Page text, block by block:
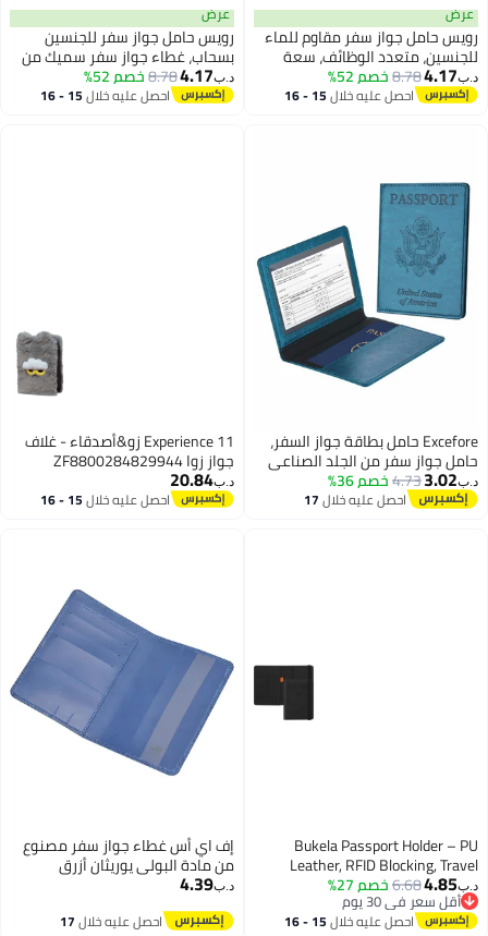
عرض
رويس حامل جواز سفر مقاوم للماء
للجنسين، متعدد الوظائف، سعة
كبيرة، قابل للطي، يحمل بطاقة
صعود الطائرة والهوية، محفظة
د.ب‏4.17
8.78خصم 52%
احصل عليه خلال 15 - 16
عرض
رويس حامل جواز سفر للجنسين
بسحاب، غطاء جواز سفر سميك من
البولي يوريثان، حامل هوية مطبوع
بلون سادة بفتحات متعددة
د.ب‏4.17
8.78خصم 52%
احصل عليه خلال 15 - 16
Excefore حامل بطاقة جواز السفر،
حامل جواز سفر من الجلد الصناعي
مع فتحة لبطاقة اللقاح، مقاوم
للماء، حافظة حماية لجواز السفر
د.ب‏3.02
4.73خصم 36%
احصل عليه خلال17
Experience 11 زو&أصدقاء - غلاف
جواز زوا ZF8800284829944
د.ب‏20.84
احصل عليه خلال 15 - 16
Bukela Passport Holder – PU
Leather, RFID Blocking, Travel
Wallet for Passport, Ticket
د.ب‏4.85
6.68خصم 27%
أقل سعر في 30 يوم
أقل سعر في 30 يوماحصل عليه خلال 15 - 16
إف اي أس غطاء جواز سفر مصنوع
من مادة البولي يوريثان أزرق
د.ب‏4.39
احصل عليه خلال17